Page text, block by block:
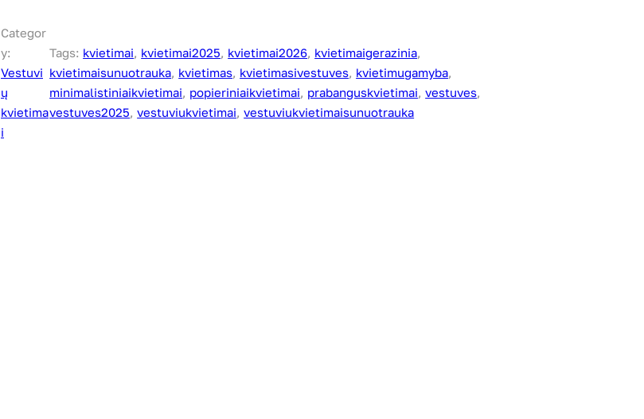
Categor
y:
Vestuvi
ų
kvietima
i
Tags: kvietimai, kvietimai2025, kvietimai2026, kvietimaigerazinia
kvietimaisunuotrauka, kvietimas, kvietimasivestuves, kvietimugamyba
minimalistiniaikvietimai, popieriniaikvietimai, prabanguskvietimai, vestuves
vestuves2025, vestuviukvietimai, vestuviukvietimaisunuotrauka